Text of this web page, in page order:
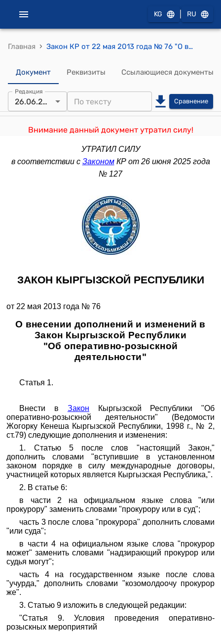
KG RU
Главная › Закон КР от 22 мая 2013 года № 76 "О внесении дополнений и изменений в Закон Кыргызской Республики "Об оперативно-розыскной деятельности"
Документ Реквизиты Ссылающиеся документы
Редакция
26.06.2025 Сравнение
Внимание данный документ утратил силу!